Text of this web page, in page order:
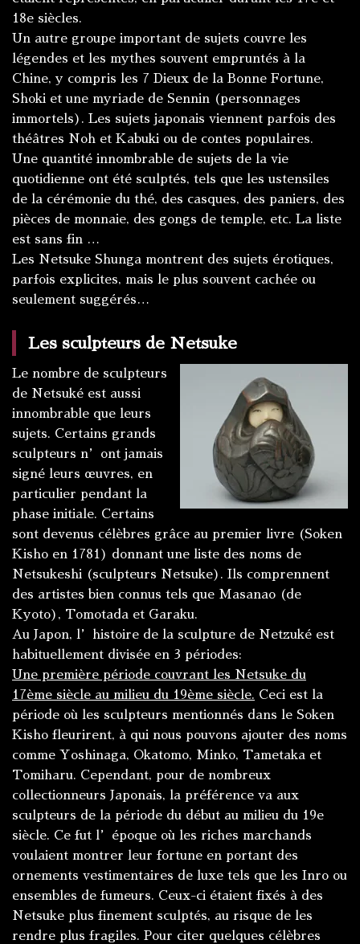
18e siècles.
Un autre groupe important de sujets couvre les
légendes et les mythes souvent empruntés à la
Chine, y compris les 7 Dieux de la Bonne Fortune,
Shoki et une myriade de Sennin (personnages
immortels). Les sujets japonais viennent parfois des
théâtres Noh et Kabuki ou de contes populaires.
Une quantité innombrable de sujets de la vie
quotidienne ont été sculptés, tels que les ustensiles
de la cérémonie du thé, des casques, des paniers, des
pièces de monnaie, des gongs de temple, etc. La liste
est sans fin …
Les Netsuke Shunga montrent des sujets érotiques,
parfois explicites, mais le plus souvent cachée ou
seulement suggérés…
Les sculpteurs de Netsuke
Le nombre de sculpteurs
de Netsuké est aussi
innombrable que leurs
sujets. Certains grands
sculpteurs n’ont jamais
signé leurs œuvres, en
particulier pendant la
phase initiale. Certains
sont devenus célèbres grâce au premier livre (Soken
Kisho en 1781) donnant une liste des noms de
Netsukeshi (sculpteurs Netsuke). Ils comprennent
des artistes bien connus tels que Masanao (de
Kyoto), Tomotada et Garaku.
Au Japon, l’histoire de la sculpture de Netzuké est
habituellement divisée en 3 périodes:
Une première période couvrant les Netsuke du
17ème siècle au milieu du 19ème siècle. Ceci est la
période où les sculpteurs mentionnés dans le Soken
Kisho fleurirent, à qui nous pouvons ajouter des noms
comme Yoshinaga, Okatomo, Minko, Tametaka et
Tomiharu. Cependant, pour de nombreux
collectionneurs Japonais, la préférence va aux
sculpteurs de la période du début au milieu du 19e
siècle. Ce fut l’époque où les riches marchands
voulaient montrer leur fortune en portant des
ornements vestimentaires de luxe tels que les Inro ou
ensembles de fumeurs. Ceux-ci étaient fixés à des
Netsuke plus finement sculptés, au risque de les
rendre plus fragiles. Pour citer quelques célèbres